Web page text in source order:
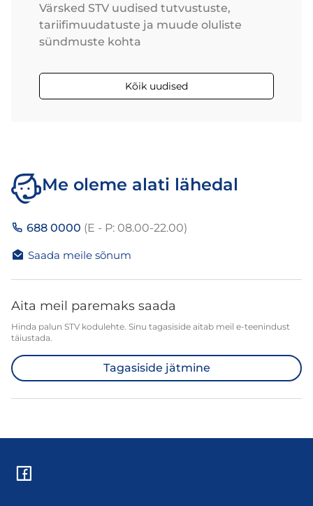
Värsked STV uudised tutvustuste,
tariifimuudatuste ja muude oluliste
sündmuste kohta
Kõik uudised
Me oleme alati lähedal
688 0000 (E - P: 08.00-22.00)
Saada meile sõnum
Aita meil paremaks saada
Hinda palun STV kodulehte. Sinu tagasiside aitab meil e-teenindust
täiustada.
Tagasiside jätmine